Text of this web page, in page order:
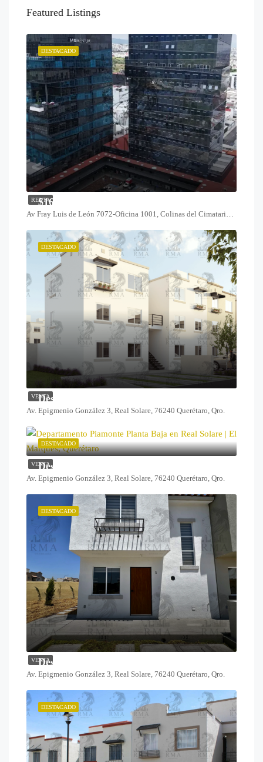
Featured Listings
RENTA
DESTACADO
$16,800
Av Fray Luis de León 7072-Oficina 1001, Colinas del Cimatario, 76090 Santiago de Querétaro, Qro.
VENTA
DESTACADO
Desde $1,099,000
Av. Epigmenio González 3, Real Solare, 76240 Querétaro, Qro.
VENTA
DESTACADO
Desde $1,259,000
Av. Epigmenio González 3, Real Solare, 76240 Querétaro, Qro.
VENTA
DESTACADO
Desde $1,825,000
Av. Epigmenio González 3, Real Solare, 76240 Querétaro, Qro.
DESTACADO